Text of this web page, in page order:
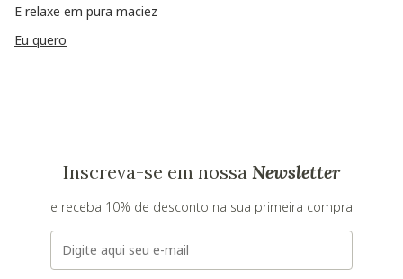
E relaxe em pura maciez
Eu quero
Inscreva-se em nossa Newsletter
e receba 10% de desconto na sua primeira compra
E-mail